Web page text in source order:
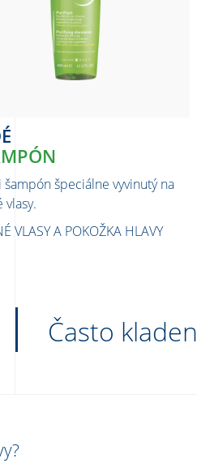
šampón špeciálne vyvinutý na
vlasy.
VLASY A POKOŽKA HLAVY
Často